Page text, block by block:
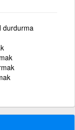
durdurma